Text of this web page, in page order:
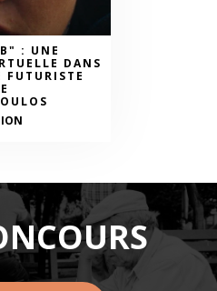
: UNE
DANS
FUTURISTE